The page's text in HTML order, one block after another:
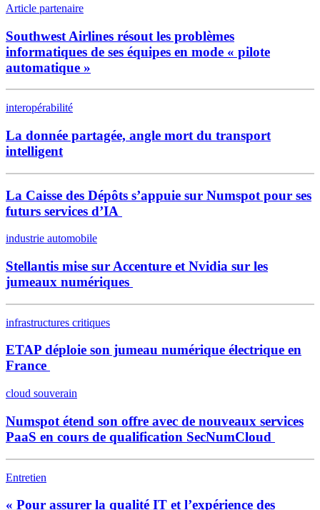
Article partenaire
Southwest Airlines résout les problèmes
informatiques de ses équipes en mode « pilote
automatique »
interopérabilité
La donnée partagée, angle mort du transport
intelligent
La Caisse des Dépôts s’appuie sur Numspot pour ses
futurs services d’IA
industrie automobile
Stellantis mise sur Accenture et Nvidia sur les
jumeaux numériques
infrastructures critiques
ETAP déploie son jumeau numérique électrique en
France
cloud souverain
Numspot étend son offre avec de nouveaux services
PaaS en cours de qualification SecNumCloud
Entretien
« Pour assurer la qualité IT et l’expérience des